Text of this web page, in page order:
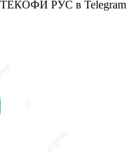
ТЕКОФИ РУС в Telegram